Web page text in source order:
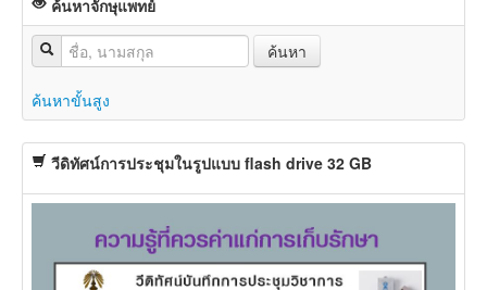
ค้นหาจักษุแพทย์
ค้นหา
ค้นหาขั้นสูง
วีดิทัศน์การประชุมในรูปแบบ flash drive 32 GB